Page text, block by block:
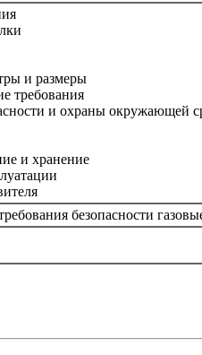
и размеры
требования
и охраны окружающей
и хранение
безопасности